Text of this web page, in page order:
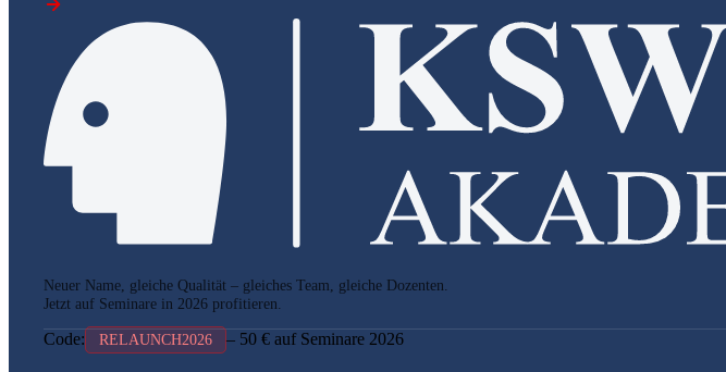
Neuer Name, gleiche Qualität – gleiches Team, gleiche Dozenten.
Jetzt auf Seminare in 2026 profitieren.
Code: RELAUNCH2026 – 50 € auf Seminare 2026